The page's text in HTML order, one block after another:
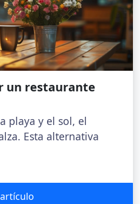
un restaurante
playa y el sol, el
Esta alternativa